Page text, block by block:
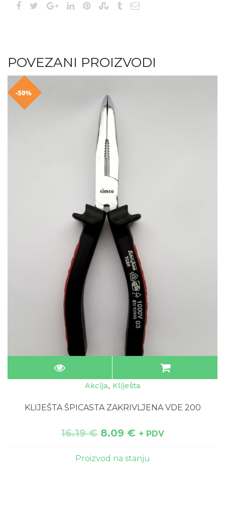
POVEZANI PROIZVODI
Akcija, Kliješta
KLIJEŠTA ŠPICASTA ZAKRIVLJENA VDE 200
16.19€ 8.09 € + PDV
Proizvod na stanju